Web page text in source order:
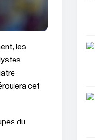
les
cet
du